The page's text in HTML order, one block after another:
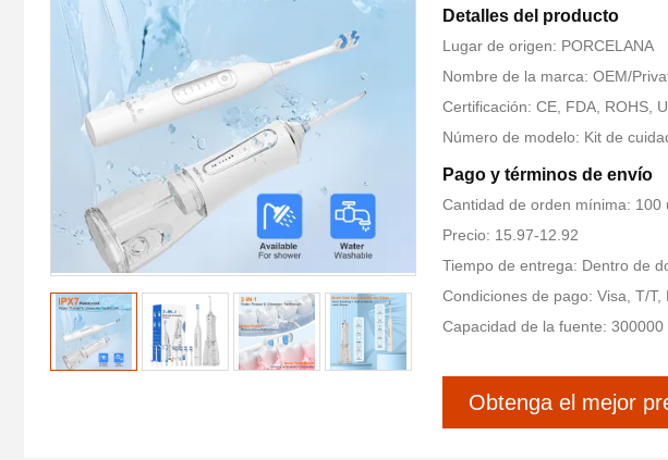
Detalles del producto
Lugar de origen: PORCELANA
Nombre de la marca: OEM/
Certificación: CE, FDA, ROHS,
Número de modelo: Kit de
Pago y términos de envío
Cantidad de orden mínima: 100
Precio: 15.97-12.92
Tiempo de entrega: Dentro de
Condiciones de pago: Visa, T/T,
Capacidad de la fuente:
Obtenga el mejor